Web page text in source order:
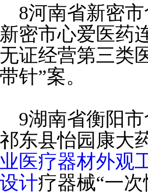
南省新密市
密市心爱医药
证经营第三类
针”案。
南省衡阳市
东县怡园康大
医疗器材外观
计疗器械“一